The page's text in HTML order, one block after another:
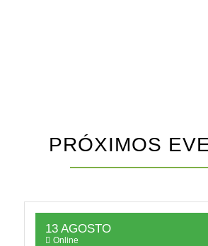
PRÓXIMOS
13 AGOSTO
Online